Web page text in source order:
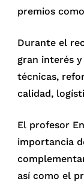
premios
Durante el
gran interés
técnicas,
calidad,
El profesor
importancia
así como el